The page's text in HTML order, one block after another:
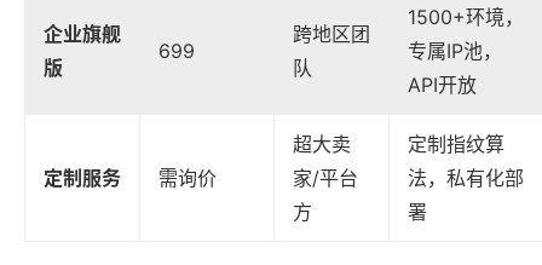
企业旗舰
版
699
跨地区团
队
1500+环境，
专属IP池，
API开放
定制服务 需询价
超大卖
家/平台
方
定制指纹算
法，私有化部
署